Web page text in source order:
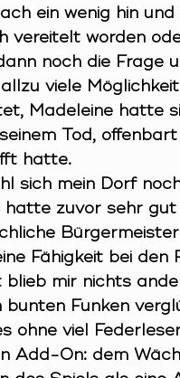
ein wenig hin
vereitelt worden
noch die Frage
viele
Madeleine hatte
Tod,
hatte.
sich mein Dorf
hatte zuvor sehr
Fähigkeit bei den
blieb mir nichts
bunten Funken
ohne viel
Add-On: dem